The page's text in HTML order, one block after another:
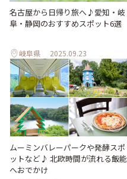
名古屋から日帰り旅へ♪愛知・岐
阜・静岡のおすすめスポット6選
岐阜県 2025.09.23
ムーミンバレーパークや発酵スポ
ットなど♪ 北欧時間が流れる飯能
へおでかけ